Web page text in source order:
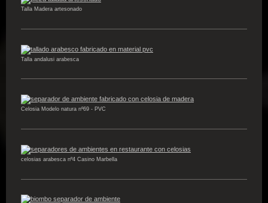
Talla Madera artesonado
Talla andalusi arabesca
Celosia Modelo natura nº69 - PVC
celosias arabesca nº4 Casino Marbella